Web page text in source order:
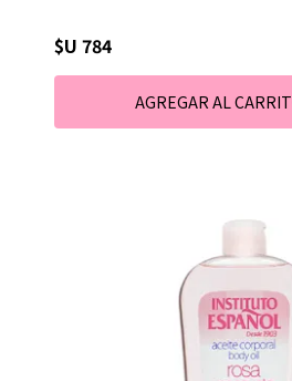
$U 784